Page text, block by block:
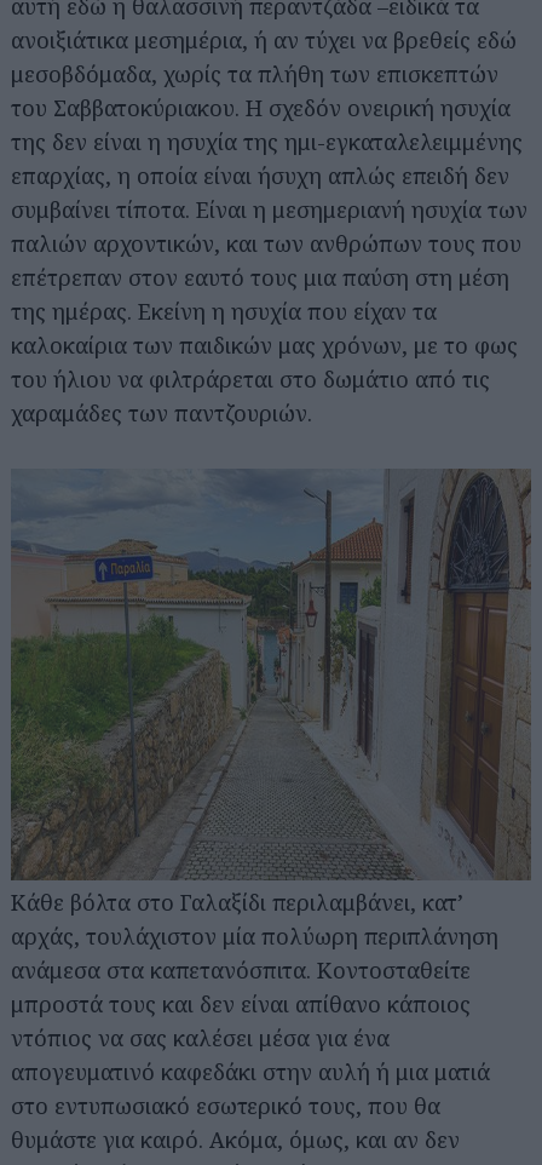
ανοιξιάτικα μεσημέρια, ή αν τύχει να βρεθείς εδώ
μεσοβδόμαδα, χωρίς τα πλήθη των επισκεπτών
του Σαββατοκύριακου. Η σχεδόν ονειρική ησυχία
της δεν είναι η ησυχία της ημι-εγκαταλελειμμένης
επαρχίας, η οποία είναι ήσυχη απλώς επειδή δεν
συμβαίνει τίποτα. Είναι η μεσημεριανή ησυχία των
παλιών αρχοντικών, και των ανθρώπων τους που
επέτρεπαν στον εαυτό τους μια παύση στη μέση
της ημέρας. Εκείνη η ησυχία που είχαν τα
καλοκαίρια των παιδικών μας χρόνων, με το φως
του ήλιου να φιλτράρεται στο δωμάτιο από τις
χαραμάδες των παντζουριών.
Κάθε βόλτα στο Γαλαξίδι περιλαμβάνει, κατ’
αρχάς, τουλάχιστον μία πολύωρη περιπλάνηση
ανάμεσα στα καπετανόσπιτα. Κοντοσταθείτε
μπροστά τους και δεν είναι απίθανο κάποιος
ντόπιος να σας καλέσει μέσα για ένα
απογευματινό καφεδάκι στην αυλή ή μια ματιά
στο εντυπωσιακό εσωτερικό τους, που θα
θυμάστε για καιρό. Ακόμα, όμως, και αν δεν